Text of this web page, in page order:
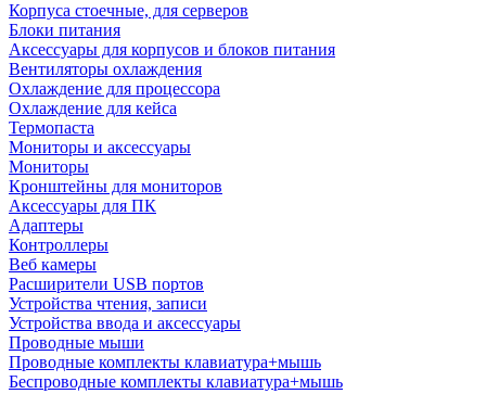
Корпуса стоечные, для серверов
Блоки питания
Аксессуары для корпусов и блоков питания
Вентиляторы охлаждения
Охлаждение для процессора
Охлаждение для кейса
Термопаста
Мониторы и аксессуары
Мониторы
Кронштейны для мониторов
Аксессуары для ПК
Адаптеры
Контроллеры
Веб камеры
Расширители USB портов
Устройства чтения, записи
Устройства ввода и аксессуары
Проводные мыши
Проводные комплекты клавиатура+мышь
Беспроводные комплекты клавиатура+мышь